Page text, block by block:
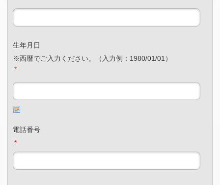
生年月日
※西暦でご入力ください。（入力例：1980/01/01）
*
電話番号
*